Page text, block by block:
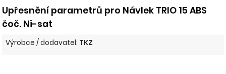
Upřesnění parametrů pro Návlek TRIO 15 ABS
čoč. Ni-sat
Výrobce / dodavatel: TKZ